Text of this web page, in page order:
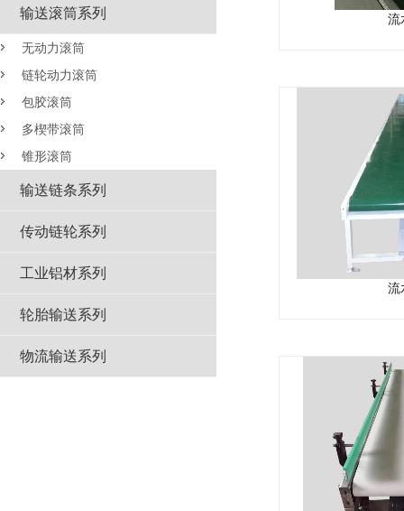
输送滚筒系列
无动力滚筒
链轮动力滚筒
包胶滚筒
多楔带滚筒
锥形滚筒
输送链条系列
传动链轮系列
工业铝材系列
轮胎输送系列
物流输送系列
流
流